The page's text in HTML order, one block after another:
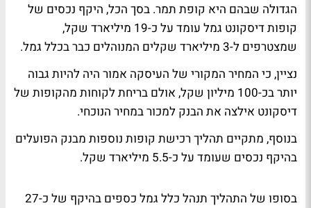
הגדולה שבהם היא קופת תמר. בסך הכל, היקף נכסים של
קופות דיסקונט גמל עומד על כ-19 מיליארד שקל,
שמצטרפים ל-3 מיליארד שקלים המנוהלים כבר בכלל גמל.
נציין, כי המחיר המקורי של העיסקה אמור היה להיות גבוה
יותר בכ-100 מיליון שקל, אולם בריחת לקוחות מהקופות של
דיסקונט אילצה את הבנק למכור במחיר הנוכחי.
בנוסף, מתקיים תהליך רכישת קופות נוספות מבנק הפועלים
בהיקף נכסים שעומד על כ-5.5 מיליארד שקל.
בסופו של התהליך תנהל כלל גמל כספים בהיקף של כ-27